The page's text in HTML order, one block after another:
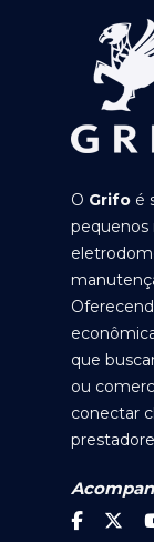
O Grifo é
pequenos
que
ou
conectar